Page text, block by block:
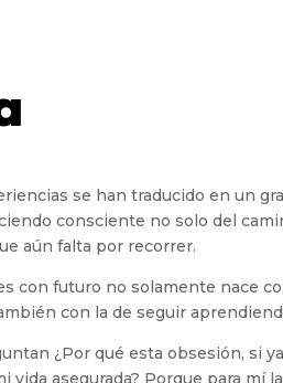
se han traducido en un
consciente no solo del
aún falta por recorrer.
con futuro no solamente nace
con la de seguir
¿Por qué esta obsesión, si
vida asegurada? Porque para mí